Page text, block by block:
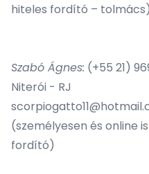
hiteles fordító – tolmács)
Szabó Ágnes: (+55 21)
Niterói - RJ
(személyesen és online
fordító)